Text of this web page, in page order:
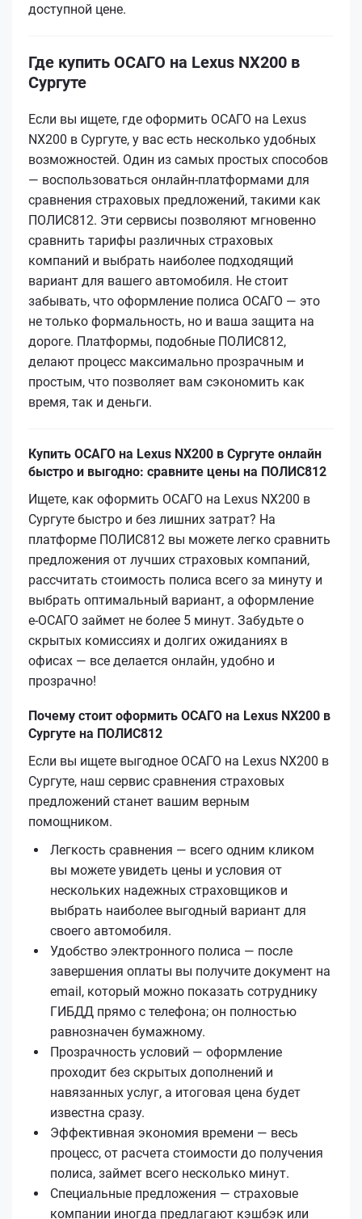
доступной цене.
Где купить ОСАГО на Lexus NX200 в
Сургуте
Если вы ищете, где оформить ОСАГО на Lexus
NX200 в Сургуте, у вас есть несколько удобных
возможностей. Один из самых простых способов
— воспользоваться онлайн-платформами для
сравнения страховых предложений, такими как
ПОЛИС812. Эти сервисы позволяют мгновенно
сравнить тарифы различных страховых
компаний и выбрать наиболее подходящий
вариант для вашего автомобиля. Не стоит
забывать, что оформление полиса ОСАГО — это
не только формальность, но и ваша защита на
дороге. Платформы, подобные ПОЛИС812,
делают процесс максимально прозрачным и
простым, что позволяет вам сэкономить как
время, так и деньги.
Купить ОСАГО на Lexus NX200 в Сургуте онлайн
быстро и выгодно: сравните цены на ПОЛИС812
Ищете, как оформить ОСАГО на Lexus NX200 в
Сургуте быстро и без лишних затрат? На
платформе ПОЛИС812 вы можете легко сравнить
предложения от лучших страховых компаний,
рассчитать стоимость полиса всего за минуту и
выбрать оптимальный вариант, а оформление
е‑ОСАГО займет не более 5 минут. Забудьте о
скрытых комиссиях и долгих ожиданиях в
офисах — все делается онлайн, удобно и
прозрачно!
Почему стоит оформить ОСАГО на Lexus NX200 в
Сургуте на ПОЛИС812
Если вы ищете выгодное ОСАГО на Lexus NX200 в
Сургуте, наш сервис сравнения страховых
предложений станет вашим верным
помощником.
Легкость сравнения — всего одним кликом
вы можете увидеть цены и условия от
нескольких надежных страховщиков и
выбрать наиболее выгодный вариант для
своего автомобиля.
Удобство электронного полиса — после
завершения оплаты вы получите документ на
email, который можно показать сотруднику
ГИБДД прямо с телефона; он полностью
равнозначен бумажному.
Прозрачность условий — оформление
проходит без скрытых дополнений и
навязанных услуг, а итоговая цена будет
известна сразу.
Эффективная экономия времени — весь
процесс, от расчета стоимости до получения
полиса, займет всего несколько минут.
Специальные предложения — страховые
компании иногда предлагают кэшбэк или